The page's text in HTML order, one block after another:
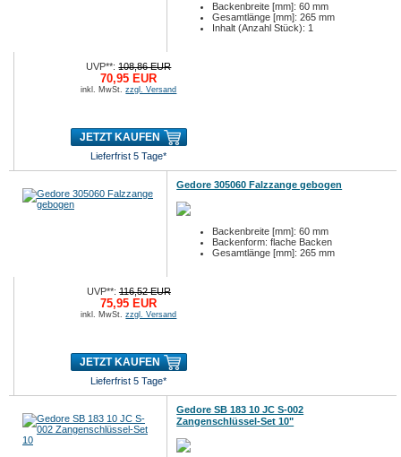
Backenbreite [mm]: 60 mm
Gesamtlänge [mm]: 265 mm
Inhalt (Anzahl Stück): 1
UVP**:108,86 EUR
70,95 EUR
inkl. MwSt.zzgl. Versand
JETZT KAUFEN
Lieferfrist 5 Tage*
Gedore 305060 Falzzange gebogen
Backenbreite [mm]: 60 mm
Backenform: flache Backen
Gesamtlänge [mm]: 265 mm
UVP**:116,52 EUR
75,95 EUR
inkl. MwSt.zzgl. Versand
JETZT KAUFEN
Lieferfrist 5 Tage*
Gedore SB 183 10 JC S-002
Zangenschlüssel-Set 10"